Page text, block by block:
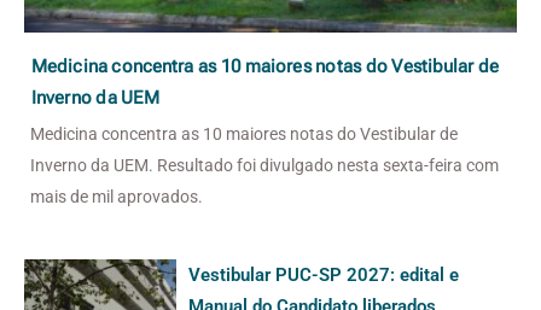
Medicina concentra as 10 maiores notas do Vestibular de
Inverno da UEM
Medicina concentra as 10 maiores notas do Vestibular de
Inverno da UEM. Resultado foi divulgado nesta sexta-feira com
mais de mil aprovados.
Vestibular PUC-SP 2027: edital e